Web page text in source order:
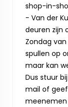
shop-in-
- Van der
deuren zijn
Zondag van
spullen op
maar kan
Dus stuur
mail of
meenemen